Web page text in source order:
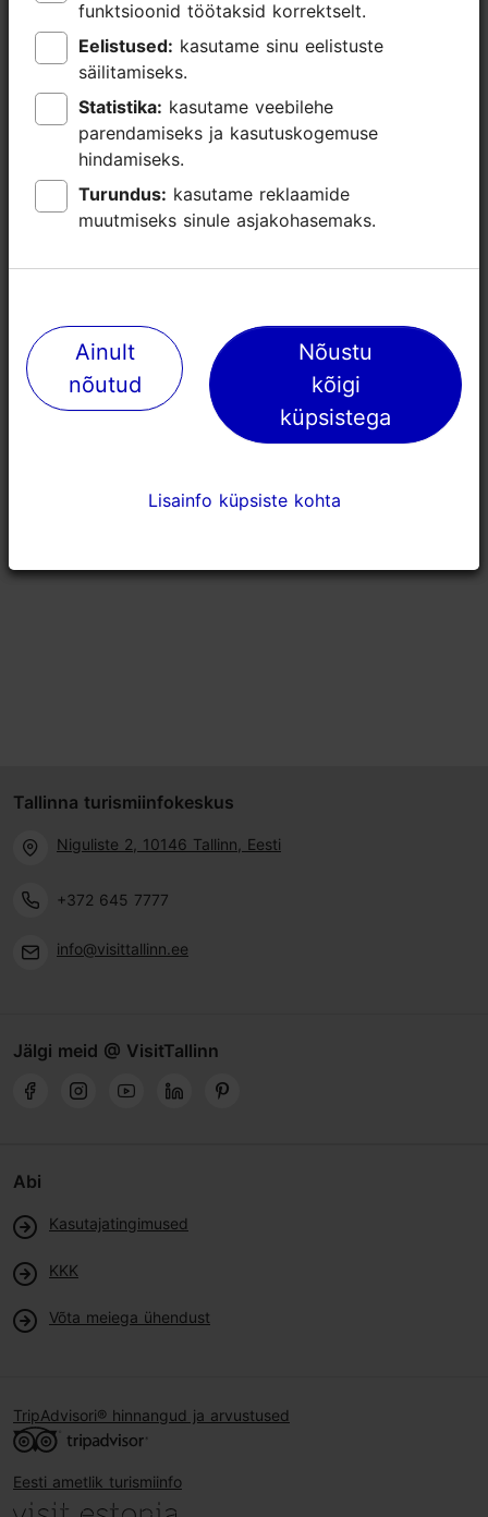
Lisainfo
Voodikohtade arv: 7
WiFi
Loe lähemalt
Broneeri
Tallinna turismiinfokeskus
Niguliste 2, 10146 Tallinn, Eesti
+372 645 7777
info@visittallinn.ee
Jälgi meid @ VisitTallinn
Abi
Kasutajatingimused
KKK
Võta meiega ühendust
TripAdvisori® hinnangud ja arvustused
Eesti ametlik turismiinfo
funktsioonid töötaksid korrektselt.
Eelistused:
säilitamiseks.
Statistika:
parendamiseks ja kasutuskogemuse
hindamiseks.
Turundus:
muutmiseks sinule asjakohasemaks.
Ainult
nõutud
Nõustu
kõigi
küpsistega
Lisainfo küpsiste kohta
funktsioonid töötaksid korrektselt.
Eelistused:
säilitamiseks.
Statistika:
parendamiseks ja kasutuskogemuse
hindamiseks.
Turundus:
muutmiseks sinule asjakohasemaks.
Ainult
nõutud
Nõustu
kõigi
küpsistega
Lisainfo küpsiste kohta